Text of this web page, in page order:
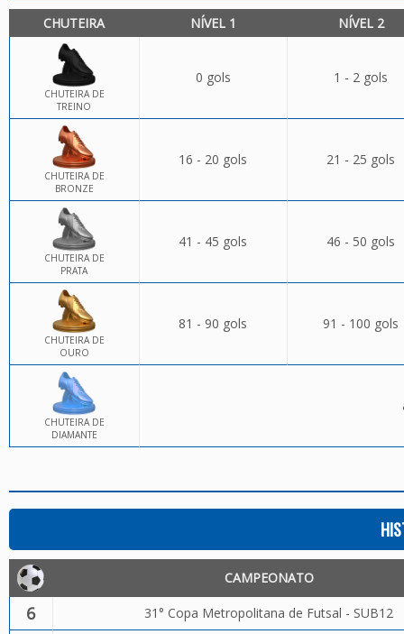
CHUTEIRA NÍVEL 1 NÍVEL 2
CHUTEIRA DE
TREINO
0 gols 1 - 2 gols
CHUTEIRA DE
BRONZE
16 - 20 gols 21 - 25 gols
CHUTEIRA DE
PRATA
41 - 45 gols 46 - 50 gols
CHUTEIRA DE
OURO
81 - 90 gols 91 - 100 gols
CHUTEIRA DE
DIAMANTE
CAMPEONATO
6 31° Copa Metropolitana de Futsal - SUB12